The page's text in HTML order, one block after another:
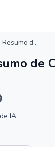
d...
de
IA
Detalhe